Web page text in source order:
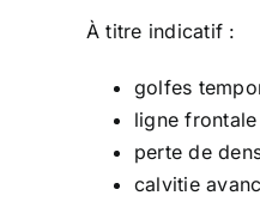
À titre indicatif :
golfes
ligne
perte de
calvitie